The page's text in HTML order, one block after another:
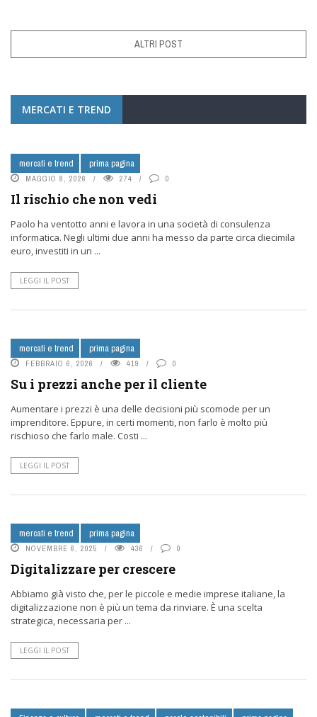
ALTRI POST
MERCATI E TREND
mercati e trend prima pagina
MAGGIO 8, 2026 274 0
Il rischio che non vedi
Paolo ha ventotto anni e lavora in una società di consulenza
informatica. Negli ultimi due anni ha messo da parte circa diecimila
euro, investiti in un ...
LEGGI IL POST
mercati e trend prima pagina
FEBBRAIO 6, 2026 419 0
Su i prezzi anche per il cliente
Aumentare i prezzi è una delle decisioni più scomode per un
imprenditore. Eppure, in certi momenti, non farlo è molto più
rischioso che farlo male. Costi ...
LEGGI IL POST
mercati e trend prima pagina
NOVEMBRE 6, 2025 436 0
Digitalizzare per crescere
Abbiamo già visto che, per le piccole e medie imprese italiane, la
digitalizzazione non è più un tema da rinviare. È una scelta
strategica, necessaria per ...
LEGGI IL POST